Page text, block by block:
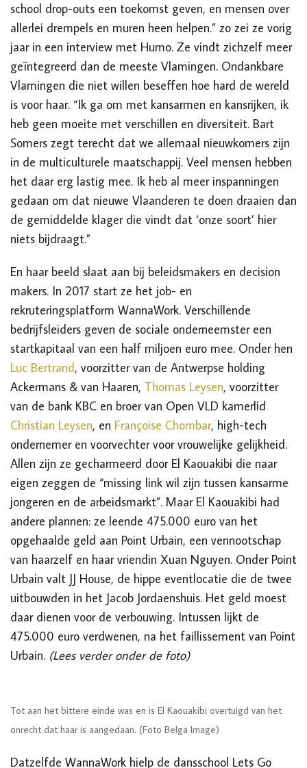
school drop-outs een toekomst geven, en mensen over
allerlei drempels en muren heen helpen.” zo zei ze vorig
jaar in een interview met Humo. Ze vindt zichzelf meer
geïntegreerd dan de meeste Vlamingen. Ondankbare
Vlamingen die niet willen beseffen hoe hard de wereld
is voor haar. “Ik ga om met kansarmen en kansrijken, ik
heb geen moeite met verschillen en diversiteit. Bart
Somers zegt terecht dat we allemaal nieuwkomers zijn
in de multiculturele maatschappij. Veel mensen hebben
het daar erg lastig mee. Ik heb al meer inspanningen
gedaan om dat nieuwe Vlaanderen te doen draaien dan
de gemiddelde klager die vindt dat ‘onze soort’ hier
niets bijdraagt.”
En haar beeld slaat aan bij beleidsmakers en decision
makers. In 2017 start ze het job- en
rekruteringsplatform WannaWork. Verschillende
bedrijfsleiders geven de sociale onderneemster een
startkapitaal van een half miljoen euro mee. Onder hen
Luc Bertrand, voorzitter van de Antwerpse holding
Ackermans & van Haaren, Thomas Leysen, voorzitter
van de bank KBC en broer van Open VLD kamerlid
Christian Leysen, en Françoise Chombar, high-tech
ondernemer en voorvechter voorvrouwelijke gelijkheid.
Allen zijn ze gecharmeerd door El Kaouakibi die naar
eigen zeggen de “missing link wil zijn tussen kansarme
jongeren en de arbeidsmarkt”. Maar El Kaouakibi had
andere plannen: ze leende 475.000 euro van het
opgehaalde geld aan Point Urbain, een vennootschap
van haarzelf en haar vriendin Xuan Nguyen. Onder Point
Urbain valt JJ House, de hippe eventlocatie die de twee
uitbouwden in het Jacob Jordaenshuis. Het geld moest
daar dienen voor de verbouwing. Intussen lijkt de
475.000 euro verdwenen, na het faillissement van Point
Urbain. (Lees verder onder de foto)
Tot aan het bittere einde was en is El Kaouakibi overtuigd van het
onrecht dat haar is aangedaan. (Foto Belga Image)
Datzelfde WannaWork hielp de dansschool Lets Go